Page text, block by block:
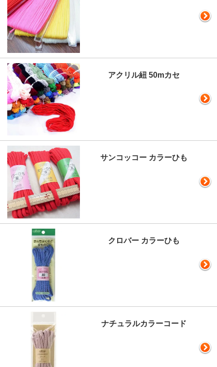
アクリル紐 50mカセ
サンコッコー カラーひも
クロバー カラーひも
ナチュラルカラーコード